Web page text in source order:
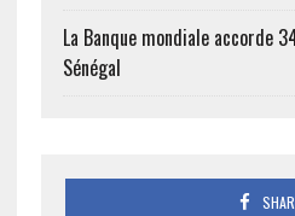
La Banque mondiale accorde
Sénégal